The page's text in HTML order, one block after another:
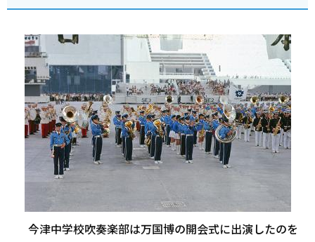
今津中学校吹奏楽部は万国博の開会式に出演したのを